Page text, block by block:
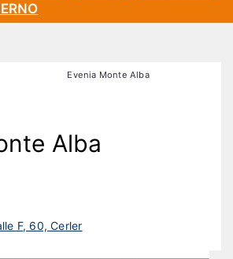
Evenia Monte Alba
Alba
F, 60, Cerler